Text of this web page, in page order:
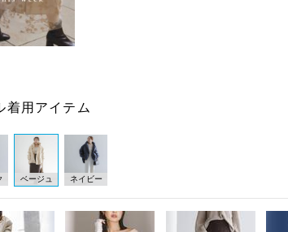
着用アイテム
ベージュ ネイビー